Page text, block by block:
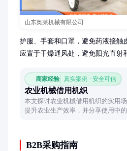
山东奥莱机械有限公司
护服、手套和口罩，避免药液接触
应置于干燥通风处，避免阳光直射
商家经验 真实案例 · 安全可信
农业机械借用机织
本文探讨农业机械借用机织的实用
提升农业生产效率，并分享使用中
B2B采购指南